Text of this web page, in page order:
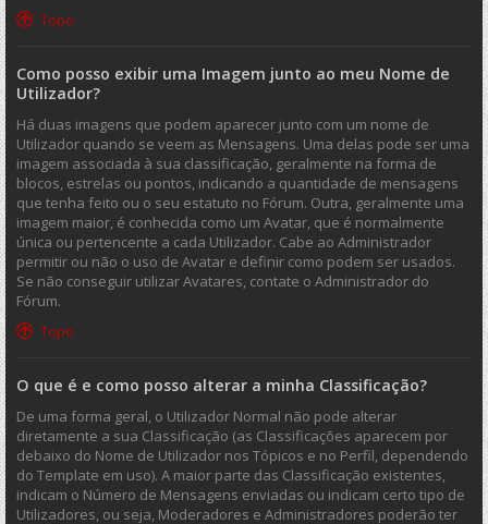
Topo
Como posso exibir uma Imagem junto ao meu Nome de
Utilizador?
Há duas imagens que podem aparecer junto com um nome de
Utilizador quando se veem as Mensagens. Uma delas pode ser uma
imagem associada à sua classificação, geralmente na forma de
blocos, estrelas ou pontos, indicando a quantidade de mensagens
que tenha feito ou o seu estatuto no Fórum. Outra, geralmente uma
imagem maior, é conhecida como um Avatar, que é normalmente
única ou pertencente a cada Utilizador. Cabe ao Administrador
permitir ou não o uso de Avatar e definir como podem ser usados.
Se não conseguir utilizar Avatares, contate o Administrador do
Fórum.
Topo
O que é e como posso alterar a minha Classificação?
De uma forma geral, o Utilizador Normal não pode alterar
diretamente a sua Classificação (as Classificações aparecem por
debaixo do Nome de Utilizador nos Tópicos e no Perfil, dependendo
do Template em uso). A maior parte das Classificação existentes,
indicam o Número de Mensagens enviadas ou indicam certo tipo de
Utilizadores, ou seja, Moderadores e Administradores poderão ter